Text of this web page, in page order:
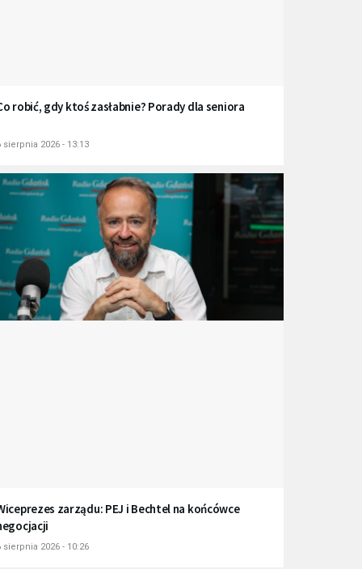
robić, gdy ktoś zasłabnie? Porady dla seniora
sierpnia 2026 - 13:13
zarządu: PEJ i Bechtel na końcówce
sierpnia 2026 - 10:26